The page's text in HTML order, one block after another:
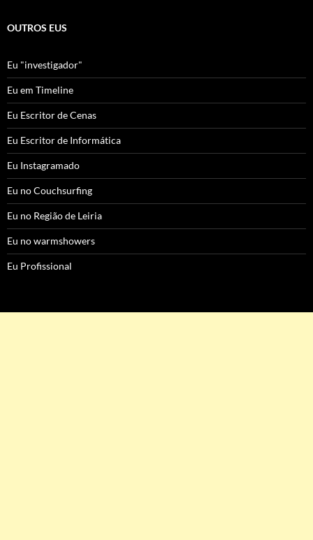
OUTROS EUS
Eu "investigador"
Eu em Timeline
Eu Escritor de Cenas
Eu Escritor de Informática
Eu Instagramado
Eu no Couchsurfing
Eu no Região de Leiria
Eu no warmshowers
Eu Profissional